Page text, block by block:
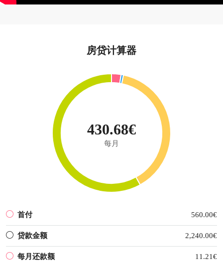
房贷计算器
430.68€
每月
首付 560.00€
贷款金额 2,240.00€
每月还款额 11.21€